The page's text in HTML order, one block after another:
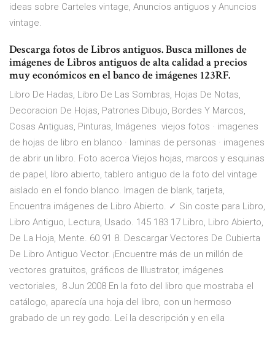
ideas sobre Carteles vintage, Anuncios antiguos y Anuncios
vintage.
Descarga fotos de Libros antiguos. Busca millones de
imágenes de Libros antiguos de alta calidad a precios
muy económicos en el banco de imágenes 123RF.
Libro De Hadas, Libro De Las Sombras, Hojas De Notas,
Decoracion De Hojas, Patrones Dibujo, Bordes Y Marcos,
Cosas Antiguas, Pinturas, Imágenes viejos fotos · imagenes
de hojas de libro en blanco · laminas de personas · imagenes
de abrir un libro. Foto acerca Viejos hojas, marcos y esquinas
de papel, libro abierto, tablero antiguo de la foto del vintage
aislado en el fondo blanco. Imagen de blank, tarjeta,
Encuentra imágenes de Libro Abierto. ✓ Sin coste para Libro,
Libro Antiguo, Lectura, Usado. 145 183 17 Libro, Libro Abierto,
De La Hoja, Mente. 60 91 8. Descargar Vectores De Cubierta
De Libro Antiguo Vector. ¡Encuentre más de un millón de
vectores gratuitos, gráficos de Illustrator, imágenes
vectoriales, 8 Jun 2008 En la foto del libro que mostraba el
catálogo, aparecía una hoja del libro, con un hermoso
grabado de un rey godo. Leí la descripción y en ella